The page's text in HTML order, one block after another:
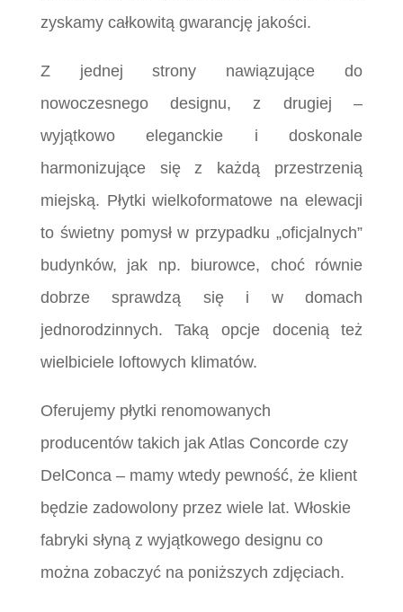
zyskamy całkowitą gwarancję jakości.
Z jednej strony nawiązujące do
nowoczesnego designu, z drugiej –
wyjątkowo eleganckie i doskonale
harmonizujące się z każdą przestrzenią
miejską. Płytki wielkoformatowe na elewacji
to świetny pomysł w przypadku „oficjalnych”
budynków, jak np. biurowce, choć równie
dobrze sprawdzą się i w domach
jednorodzinnych. Taką opcje docenią też
wielbiciele loftowych klimatów.
Oferujemy płytki renomowanych
producentów takich jak Atlas Concorde czy
DelConca – mamy wtedy pewność, że klient
będzie zadowolony przez wiele lat. Włoskie
fabryki słyną z wyjątkowego designu co
można zobaczyć na poniższych zdjęciach.